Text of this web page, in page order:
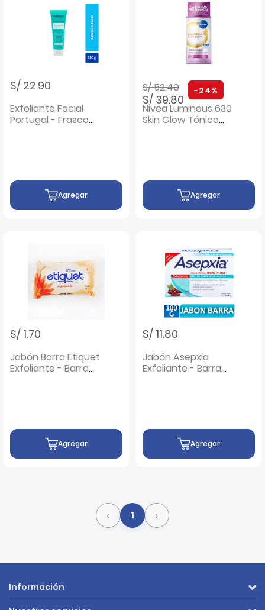
S/ 22.90
Exfoliante Facial
Portugal - Frasco
Agregar
Precio rebajado de
S/ 52.40a
S/ 39.80
-24%
Nivea Luminous 630
Skin Glow Tónico
Agregar
S/ 1.70
Jabón Barra Etiquet
Exfoliante - Barra
Agregar
S/ 11.80
Jabón Asepxia
Exfoliante - Barra
Agregar
‹ 1 ›
Información